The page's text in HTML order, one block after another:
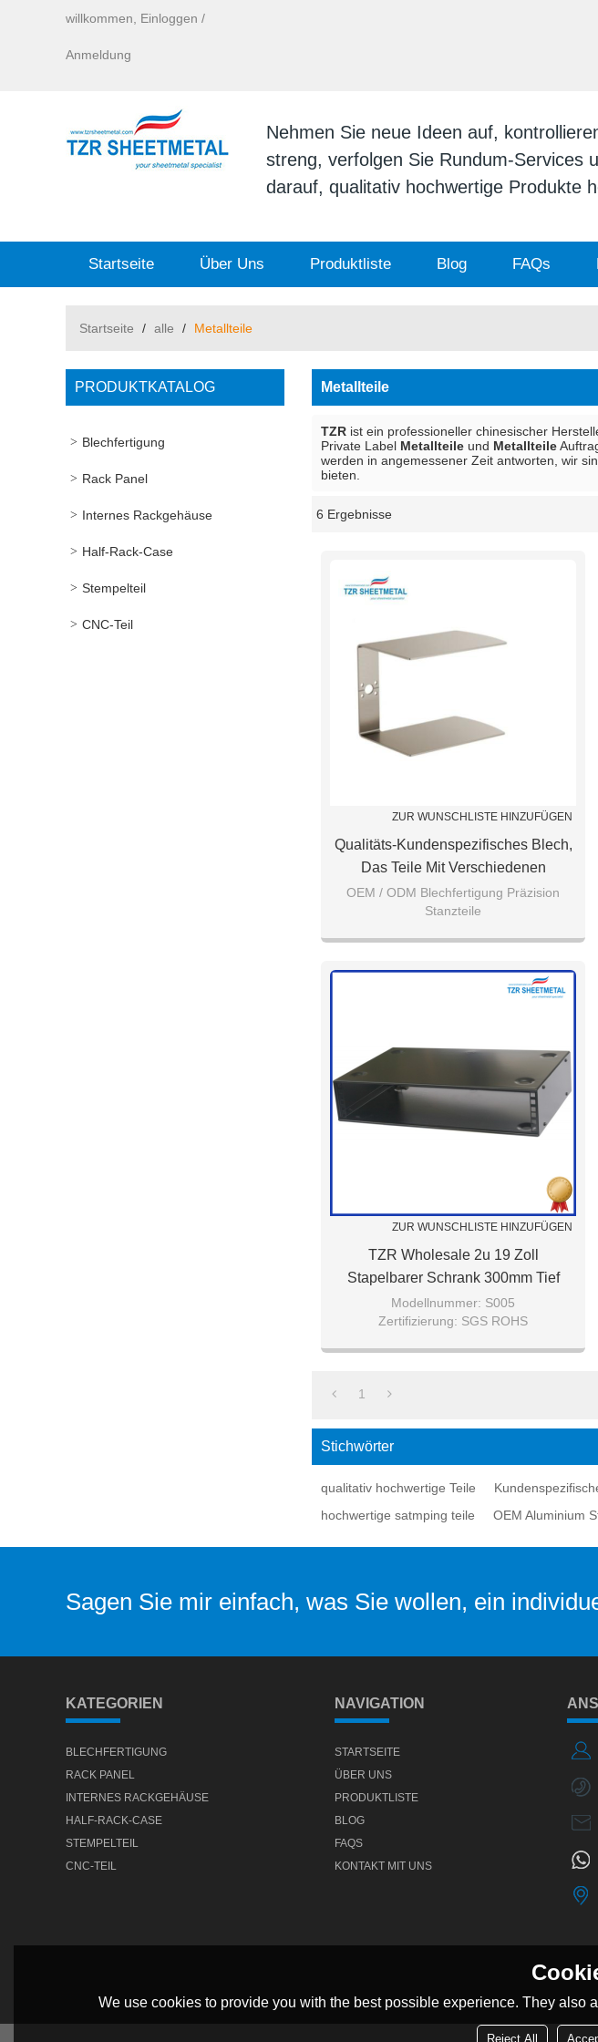
willkommen, Einloggen /
Anmeldung
Nehmen Sie neue Ideen auf,
streng, verfolgen Sie Rundum-Services
darauf, qualitativ hochwertige Produkte
Startseite Über Uns Produktliste Blog FAQs
Startseite / alle / Metallteile
PRODUKTKATALOG
Blechfertigung
Rack Panel
Internes Rackgehäuse
Half-Rack-Case
Stempelteil
CNC-Teil
Metallteile
TZR ist ein professioneller chinesischer
Private Label Metallteile und Metallteile
werden in angemessener Zeit antworten, wir
bieten.
6 Ergebnisse
ZUR WUNSCHLISTE HINZUFÜGEN
Qualitäts-Kundenspezifisches Blech,
Das Teile Mit Verschiedenen
Oberflächenbehandlung Zu
Niedrigem Preis Stempelt, Hergestellt
In China
OEM / ODM Blechfertigung Präzision
Stanzteile
Material: Edelstahl
ZUR WUNSCHLISTE HINZUFÜGEN
TZR Wholesale 2u 19 Zoll
Stapelbarer Schrank 300mm Tief
Modellnummer: S005
Zertifizierung: SGS ROHS
perlenwolle mit umkarton paket.
1
Stichwörter
qualitativ hochwertige Teile
hochwertige satmping teile
OEM Aluminium
Sagen Sie mir einfach, was Sie wollen, ein
KATEGORIEN
BLECHFERTIGUNG
RACK PANEL
INTERNES RACKGEHÄUSE
HALF-RACK-CASE
STEMPELTEIL
CNC-TEIL
NAVIGATION
STARTSEITE
ÜBER UNS
PRODUKTLISTE
BLOG
FAQS
KONTAKT MIT UNS
We use cookies to provide you with the best possible experience. They
Reject All